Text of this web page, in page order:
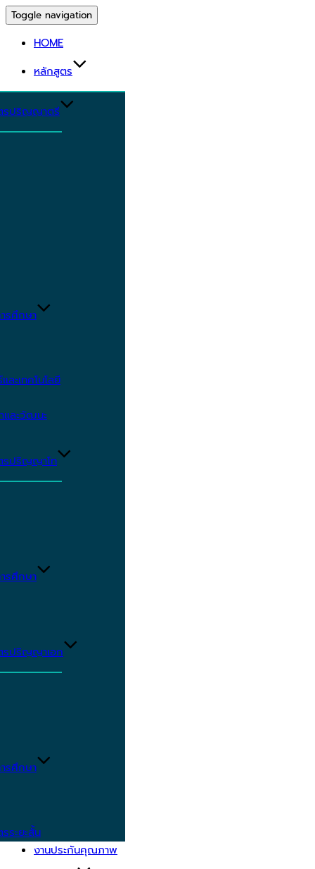
Toggle navigation
HOME
หลักสูตร
รปริญญาตรี
รศึกษา
ะเทคโนโลยี
และวัฒนะ
รปริญญาโท
รศึกษา
รปริญญาเอก
รศึกษา
ระยะสั้น
งานประกันคุณภาพ